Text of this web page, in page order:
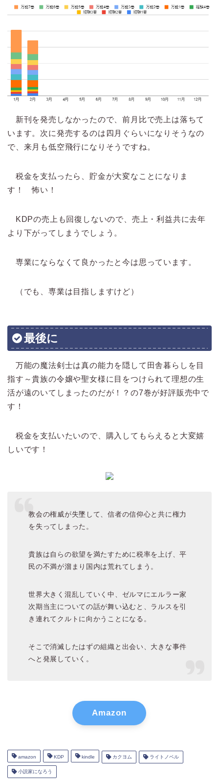
新刊を発売しなかったので、前月比で売上は落ちて
います。次に発売するのは四月ぐらいになりそうなの
で、来月も低空飛行になりそうですね。
税金を支払ったら、貯金が大変なことになりま
す！ 怖い！
KDPの売上も回復しないので、売上・利益共に去年
より下がってしまうでしょう。
専業にならなくて良かったと今は思っています。
（でも、専業は目指しますけど）
最後に
万能の魔法剣士は真の能力を隠して田舎暮らしを目
指す～貴族の令嬢や聖女様に目をつけられて理想の生
活が遠のいてしまったのだが！？の7巻が好評販売中で
す！
税金を支払いたいので、購入してもらえると大変嬉
しいです！
教会の権威が失墜して、信者の信仰心と共に権力
を失ってしまった。
貴族は自らの欲望を満たすために税率を上げ、平
民の不満が溜まり国内は荒れてしまう。
世界大きく混乱していく中、ゼルマにエルラー家
次期当主についての話が舞い込むと、ラルスを引
き連れてクルトに向かうことになる。
そこで消滅したはずの組織と出会い、大きな事件
へと発展していく。
Amazon
amazon KDP kindle カクヨム ライトノベル
小説家になろう